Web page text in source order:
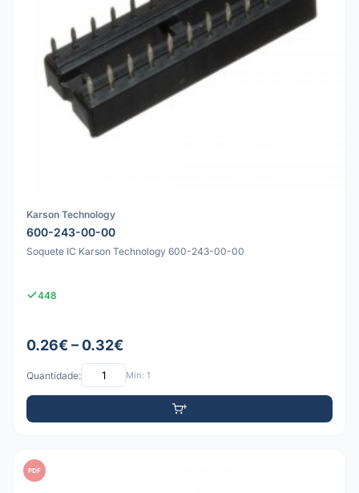
Karson Technology
600-243-00-00
Soquete IC Karson Technology 600-243-00-00
448
0.26€ – 0.32€
Quantidade: Mín: 1
PDF